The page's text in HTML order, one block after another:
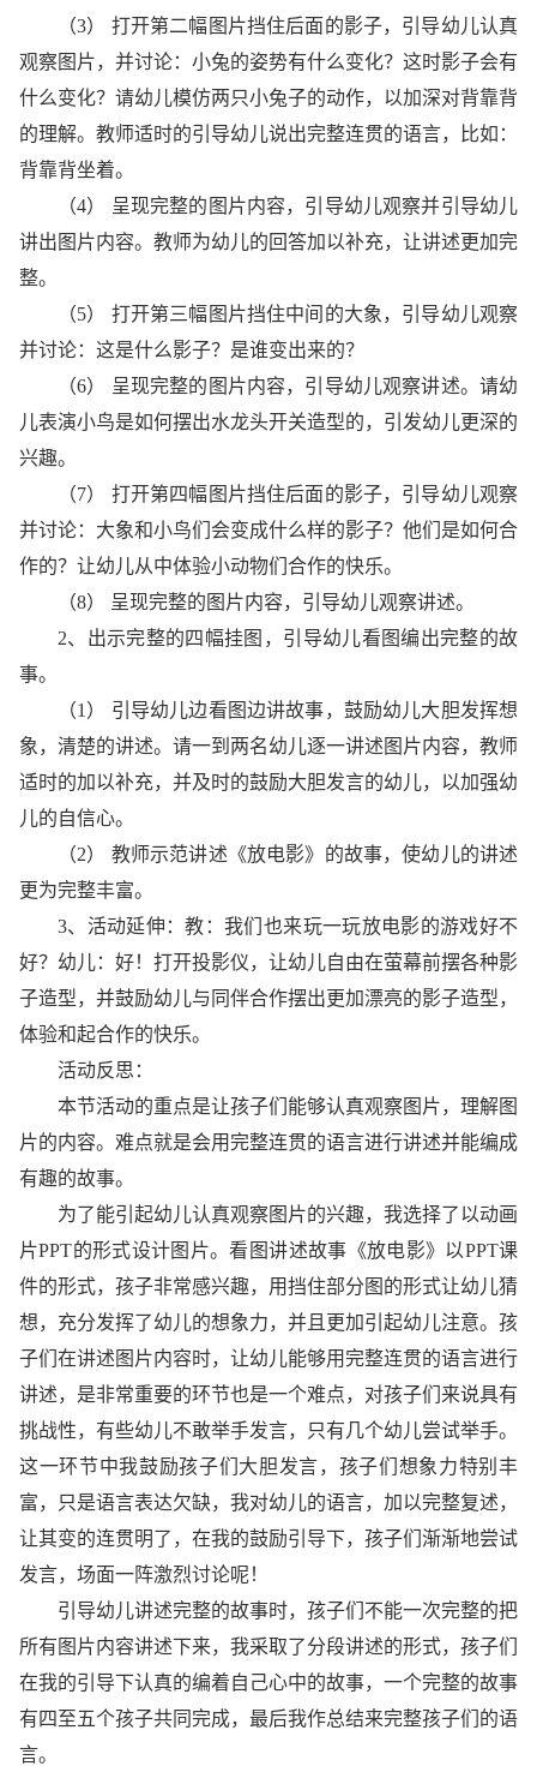
（3） 打开第二幅图片挡住后面的影子，引导幼儿认真
观察图片，并讨论：小兔的姿势有什么变化？这时影子会有
什么变化？请幼儿模仿两只小兔子的动作，以加深对背靠背
的理解。教师适时的引导幼儿说出完整连贯的语言，比如：
背靠背坐着。
（4） 呈现完整的图片内容，引导幼儿观察并引导幼儿
讲出图片内容。教师为幼儿的回答加以补充，让讲述更加完
整。
（5） 打开第三幅图片挡住中间的大象，引导幼儿观察
并讨论：这是什么影子？是谁变出来的？
（6） 呈现完整的图片内容，引导幼儿观察讲述。请幼
儿表演小鸟是如何摆出水龙头开关造型的，引发幼儿更深的
兴趣。
（7） 打开第四幅图片挡住后面的影子，引导幼儿观察
并讨论：大象和小鸟们会变成什么样的影子？他们是如何合
作的？让幼儿从中体验小动物们合作的快乐。
（8） 呈现完整的图片内容，引导幼儿观察讲述。
2、出示完整的四幅挂图，引导幼儿看图编出完整的故
事。
（1） 引导幼儿边看图边讲故事，鼓励幼儿大胆发挥想
象，清楚的讲述。请一到两名幼儿逐一讲述图片内容，教师
适时的加以补充，并及时的鼓励大胆发言的幼儿，以加强幼
儿的自信心。
（2） 教师示范讲述《放电影》的故事，使幼儿的讲述
更为完整丰富。
3、活动延伸：教：我们也来玩一玩放电影的游戏好不
好？幼儿：好！打开投影仪，让幼儿自由在萤幕前摆各种影
子造型，并鼓励幼儿与同伴合作摆出更加漂亮的影子造型，
体验和起合作的快乐。
活动反思：
本节活动的重点是让孩子们能够认真观察图片，理解图
片的内容。难点就是会用完整连贯的语言进行讲述并能编成
有趣的故事。
为了能引起幼儿认真观察图片的兴趣，我选择了以动画
片PPT的形式设计图片。看图讲述故事《放电影》以PPT课
件的形式，孩子非常感兴趣，用挡住部分图的形式让幼儿猜
想，充分发挥了幼儿的想象力，并且更加引起幼儿注意。孩
子们在讲述图片内容时，让幼儿能够用完整连贯的语言进行
讲述，是非常重要的环节也是一个难点，对孩子们来说具有
挑战性，有些幼儿不敢举手发言，只有几个幼儿尝试举手。
这一环节中我鼓励孩子们大胆发言，孩子们想象力特别丰
富，只是语言表达欠缺，我对幼儿的语言，加以完整复述，
让其变的连贯明了，在我的鼓励引导下，孩子们渐渐地尝试
发言，场面一阵激烈讨论呢！
引导幼儿讲述完整的故事时，孩子们不能一次完整的把
所有图片内容讲述下来，我采取了分段讲述的形式，孩子们
在我的引导下认真的编着自己心中的故事，一个完整的故事
有四至五个孩子共同完成，最后我作总结来完整孩子们的语
言。